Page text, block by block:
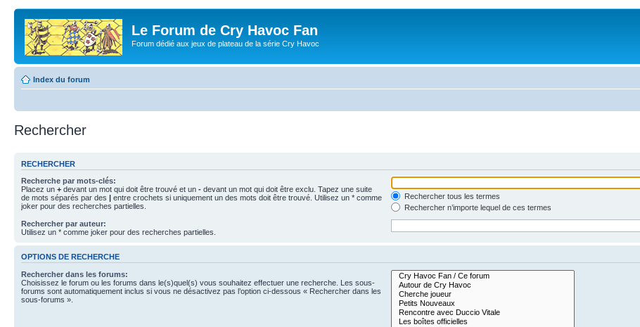
Le Forum de Cry Havoc Fan
Forum dédié aux jeux de plateau de la série Cry Havoc
Index du forum
Rechercher
RECHERCHER
Recherche par mots-clés:
Placez un + devant un mot qui doit être trouvé et un - devant un mot qui doit être exclu. Tapez une suite
de mots séparés par des | entre crochets si uniquement un des mots doit être trouvé. Utilisez un * comme
joker pour des recherches partielles.
Rechercher tous les termes
Rechercher n’importe lequel de ces termes
Rechercher par auteur:
Utilisez un * comme joker pour des recherches partielles.
OPTIONS DE RECHERCHE
Rechercher dans les forums:
Choisissez le forum ou les forums dans le(s)quel(s) vous souhaitez effectuer une recherche. Les sous-
forums sont automatiquement inclus si vous ne désactivez pas l’option ci-dessous « Rechercher dans les
sous-forums ».